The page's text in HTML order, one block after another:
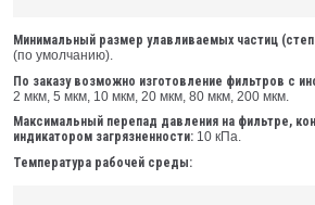
Минимальный размер улавливаемых частиц
(по умолчанию).
По заказу возможно изготовление фильтров с
2 мкм, 5 мкм, 10 мкм, 20 мкм, 80 мкм, 200 мкм.
Максимальный перепад давления на фильтре,
индикатором загрязненности: 10 кПа.
Температура рабочей среды: